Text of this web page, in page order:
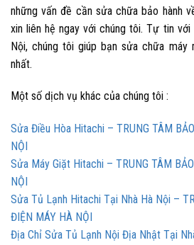
những vấn đề cần sửa chữa bảo hành
xin liên hệ ngay với chúng tôi. Tự tin
Nội, chúng tôi giúp bạn sửa chữa máy
nhất.
Một số dịch vụ khác của chúng tôi :
Sửa Điều Hòa Hitachi – TRUNG TÂM
NỘI
Sửa Máy Giặt Hitachi – TRUNG TÂM
NỘI
Sửa Tủ Lạnh Hitachi Tại Nhà Hà Nội –
ĐIỆN MÁY HÀ NỘI
Địa Chỉ Sửa Tủ Lạnh Nội Địa Nhật Tại